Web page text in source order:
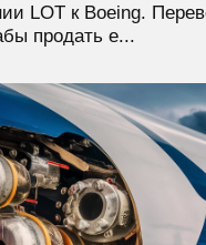
LOT к Boeing.
продать е...